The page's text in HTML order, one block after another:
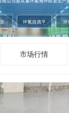
市场行情